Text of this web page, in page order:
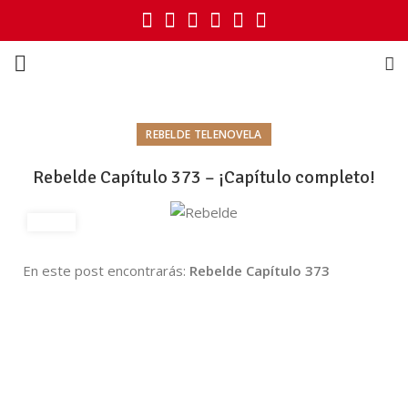
REBELDE TELENOVELA
Rebelde Capítulo 373 – ¡Capítulo completo!
En este post encontrarás: Rebelde Capítulo 373